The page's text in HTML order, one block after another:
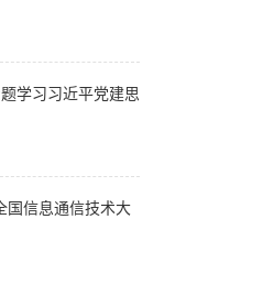
学习习近平党建思
国信息通信技术大